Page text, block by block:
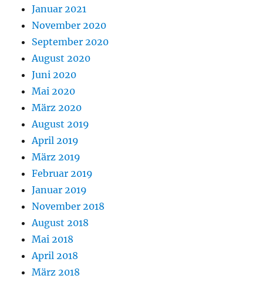
Januar 2021
November 2020
September 2020
August 2020
Juni 2020
Mai 2020
März 2020
August 2019
April 2019
März 2019
Februar 2019
Januar 2019
November 2018
August 2018
Mai 2018
April 2018
März 2018